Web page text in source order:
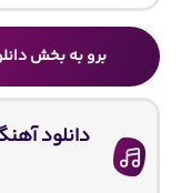
برو به بخش
دانلود